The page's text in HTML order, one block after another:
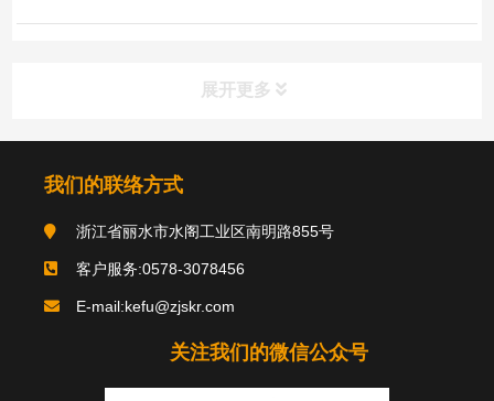
展开更多
我们的联络方式
浙江省丽水市水阁工业区南明路855号
客户服务:0578-3078456
E-mail:kefu@zjskr.com
关注我们的微信公众号